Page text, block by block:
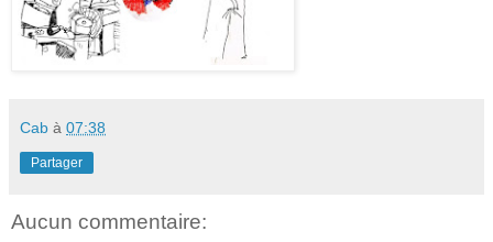
Cab à 07:38
Partager
Aucun commentaire: